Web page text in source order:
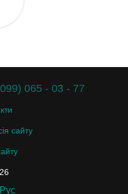
065 - 03 - 77
сайту
Рус